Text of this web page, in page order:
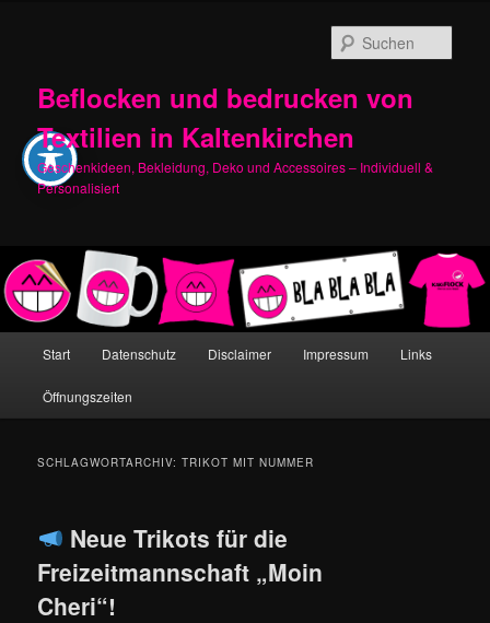
Beflocken und bedrucken von
Textilien in Kaltenkirchen
Geschenkideen, Bekleidung, Deko und Accessoires – Individuell &
Personalisiert
Start Datenschutz Disclaimer Impressum Links
Öffnungszeiten
SCHLAGWORTARCHIV:TRIKOT MIT NUMMER
Neue Trikots für die
Freizeitmannschaft „Moin
Cheri“!